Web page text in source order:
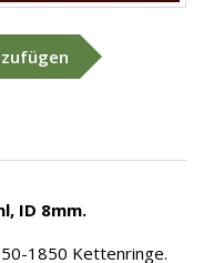
ID 8mm.
1850 Kettenringe.